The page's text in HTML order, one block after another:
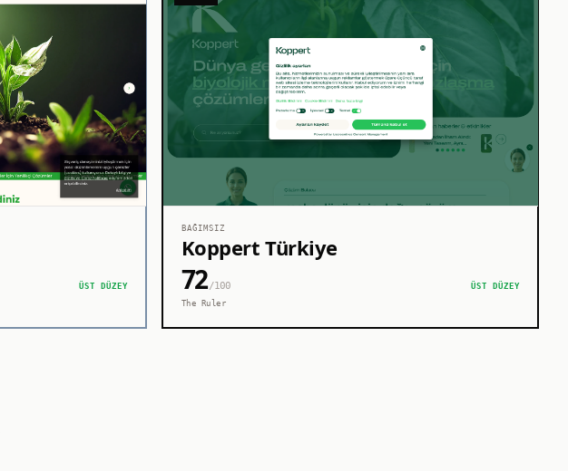
ÜST DÜZEY
BAĞIMSIZ
Koppert Türkiye
72/100
ÜST DÜZEY
The Ruler